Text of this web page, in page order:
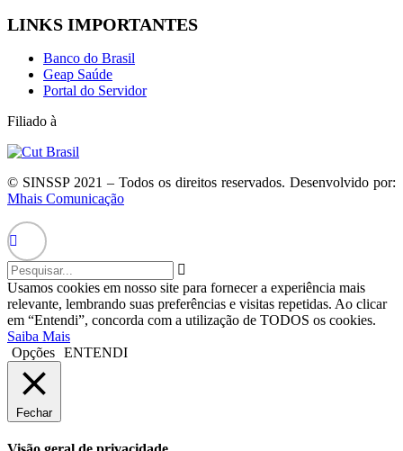
LINKS IMPORTANTES
Banco do Brasil
Geap Saúde
Portal do Servidor
Filiado à
© SINSSP 2021 – Todos os direitos reservados. Desenvolvido por:
Mhais Comunicação
Usamos cookies em nosso site para fornecer a experiência mais
relevante, lembrando suas preferências e visitas repetidas. Ao clicar
em “Entendi”, concorda com a utilização de TODOS os cookies.
Saiba Mais
Opções ENTENDI
Fechar